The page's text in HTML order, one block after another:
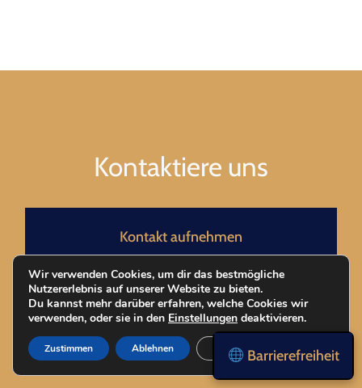
Kontaktiere uns
Kontakt aufnehmen
Barrierefreiheit
Wir verwenden Cookies, um dir das bestmögliche
Nutzererlebnis auf unserer Website zu bieten.
Du kannst mehr darüber erfahren, welche Cookies wir
verwenden, oder sie in den Einstellungen deaktivieren.
Zustimmen Ablehnen Einstellungen